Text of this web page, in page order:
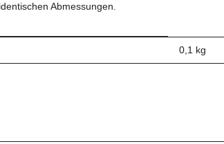
Abmessungen.
0,1 kg